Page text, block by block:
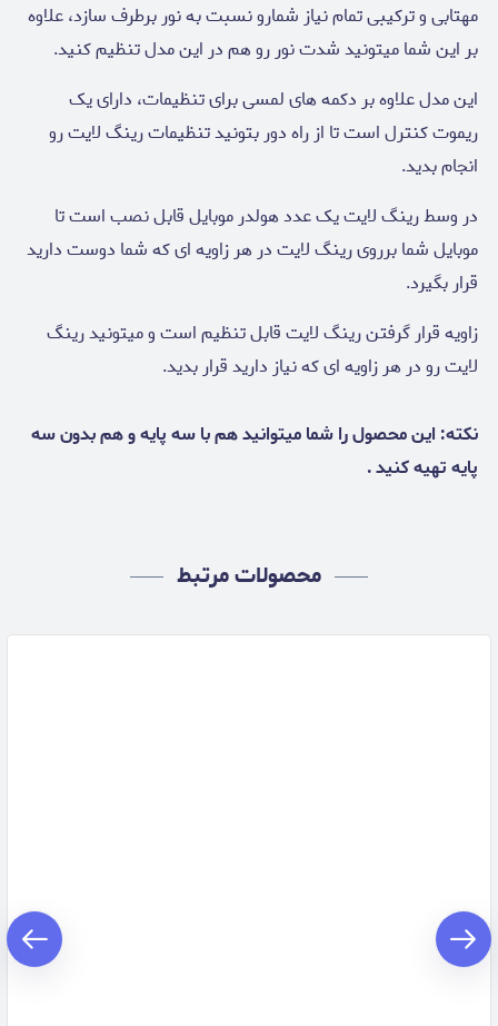
مهتابی و ترکیبی تمام نیاز شمارو نسبت به نور برطرف سازد، علاوه
بر این شما میتونید شدت نور رو هم در این مدل تنظیم کنید.
این مدل علاوه بر دکمه های لمسی برای تنظیمات، دارای یک
ریموت کنترل است تا از راه دور بتونید تنظیمات رینگ لایت رو
انجام بدید.
در وسط رینگ لایت یک عدد هولدر موبایل قابل نصب است تا
موبایل شما برروی رینگ لایت در هر زاویه ای که شما دوست دارید
قرار بگیرد.
زاویه قرار گرفتن رینگ لایت قابل تنظیم است و میتونید رینگ
لایت رو در هر زاویه ای که نیاز دارید قرار بدید.
نکته: این محصول را شما میتوانید هم با سه پایه و هم بدون سه
پایه تهیه کنید .
محصولات مرتبط